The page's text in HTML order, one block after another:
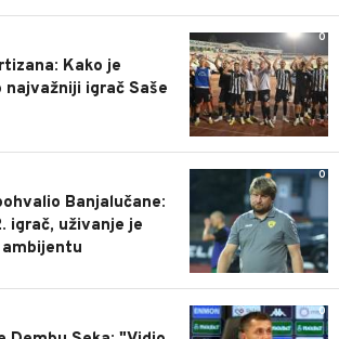
0
Kako je
igrač Saše
0
Banjalučane:
igrač, uživanje je
0